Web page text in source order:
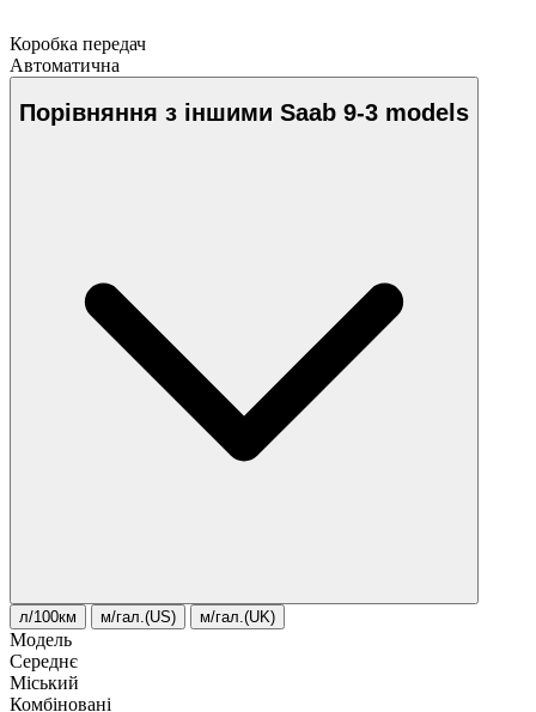
Коробка передач
Автоматична
Порівняння з іншими Saab 9-3 models
л/100км м/гал.(US) м/гал.(UK)
Модель
Середнє
Міський
Комбіновані